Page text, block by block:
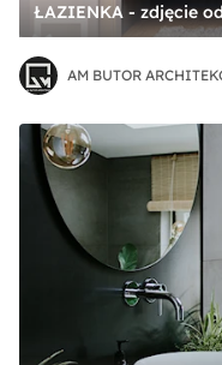
ŁAZIENKA - zdjęcie
AM BUTOR